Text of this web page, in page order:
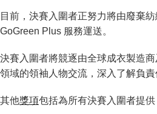
目前，決賽入圍者正努力將由廢棄
GoGreen Plus 服務運送。
決賽入圍者將競逐由全球成衣製造
領域的領袖人物交流，深入了解負
其他獎項包括為所有決賽入圍者提